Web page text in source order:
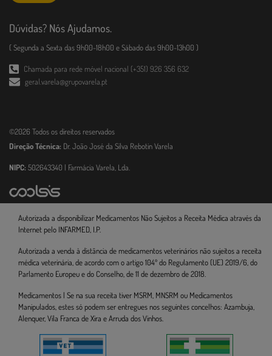
Dúvidas? Nós Ajudamos.
( Segunda a Sexta das 9h00-18h00 e Sábado das 9h00-13h00 )
Chamada para rede móvel nacional (+351) 926 356 632
geral.varela@grupovarela.pt
©2026 Todos os direitos reservados
Direção Técnica: Dr. João José da Silva Rebotin Varela
NIPC: 502643340 | Farmácia Varela, Lda.
Autorizada a disponibilizar Medicamentos Não Sujeitos a Receita Médica através da
Internet pelo INFARMED, I.P.
Autorizada a venda à distância de medicamentos veterinários não sujeitos a receita
médica veterinária, de acordo com o artigo 104º do Regulamento (UE) 2019/6, do
Parlamento Europeu e do Conselho, de 11 de dezembro de 2018.
Medicamentos | Se na sua receita tiver MSRM, MNSRM ou Medicamentos
Manipulados, estes só podem ser entregues nos seguintes concelhos: Azambuja,
Alenquer, Vila Franca de Xira e Arruda dos Vinhos.